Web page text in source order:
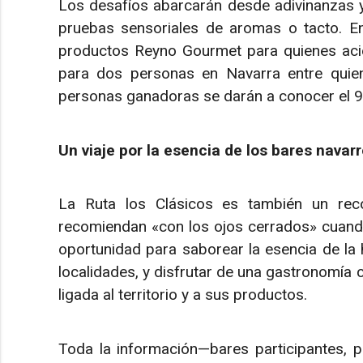
Los desafíos abarcarán desde
pruebas sensoriales de aromas o tacto.
productos Reyno Gourmet para quienes
para dos personas en Navarra entre
personas ganadoras se darán a conocer el
Un viaje por la esencia de los bares
La Ruta los Clásicos es también un
recomiendan «con los ojos cerrados»
oportunidad para saborear la esencia de
localidades, y disfrutar de una gastronomía
ligada al territorio y a sus productos.
Toda la información—bares participantes,